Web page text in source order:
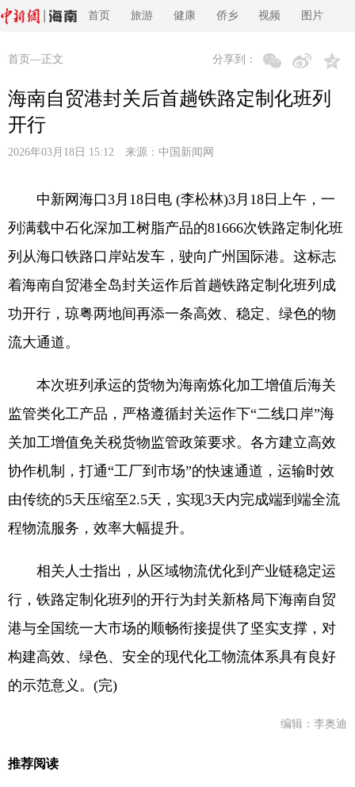
首页 旅游 健康 侨乡 视频 图片
首页 —正文 分享到：
海南自贸港封关后首趟铁路定制化班列
开行
2026年03月18日 15:12 来源： 中国新闻网
中新网海口3月18日电 (李松林)3月18日上午，一
列满载中石化深加工树脂产品的81666次铁路定制化班
列从海口铁路口岸站发车，驶向广州国际港。这标志
着海南自贸港全岛封关运作后首趟铁路定制化班列成
功开行，琼粤两地间再添一条高效、稳定、绿色的物
流大通道。
本次班列承运的货物为海南炼化加工增值后海关
监管类化工产品，严格遵循封关运作下“二线口岸”海
关加工增值免关税货物监管政策要求。各方建立高效
协作机制，打通“工厂到市场”的快速通道，运输时效
由传统的5天压缩至2.5天，实现3天内完成端到端全流
程物流服务，效率大幅提升。
相关人士指出，从区域物流优化到产业链稳定运
行，铁路定制化班列的开行为封关新格局下海南自贸
港与全国统一大市场的顺畅衔接提供了坚实支撑，对
构建高效、绿色、安全的现代化工物流体系具有良好
的示范意义。(完)
编辑：李奥迪
推荐阅读